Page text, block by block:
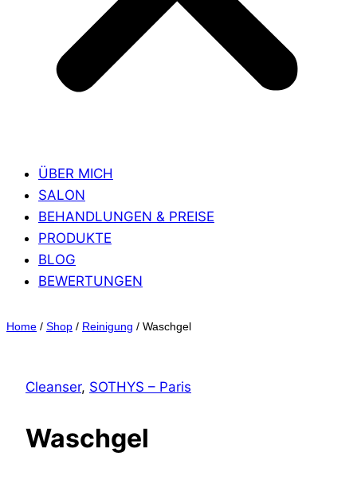
ÜBER MICH
SALON
BEHANDLUNGEN & PREISE
PRODUKTE
BLOG
BEWERTUNGEN
Home / Shop / Reinigung / Waschgel
Cleanser, SOTHYS – Paris
Waschgel